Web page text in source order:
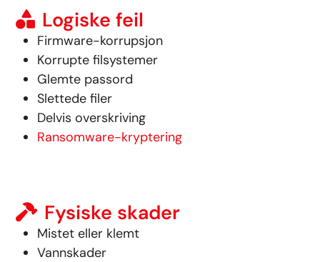
Logiske feil
Firmware-korrupsjon
Korrupte filsystemer
Glemte passord
Slettede filer
Delvis overskriving
Ransomware-kryptering
Fysiske skader
Mistet eller klemt
Vannskader